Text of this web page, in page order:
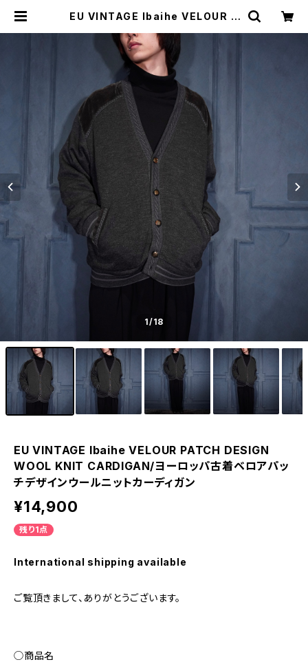
EU VINTAGE Ibaihe VELOUR P
RDIGAN/ヨーロッパ古着ベロアパッ
チデザインウールニットカーディガン
| Titti Vintage
1/18
EU VINTAGE Ibaihe VELOUR PATCH DESIGN
WOOL KNIT CARDIGAN/ヨーロッパ古着ベロアパッ
チデザインウールニットカーディガン
¥14,900
残り1点
International shipping available
ご覧頂きまして、ありがとうございます。
◯商品名